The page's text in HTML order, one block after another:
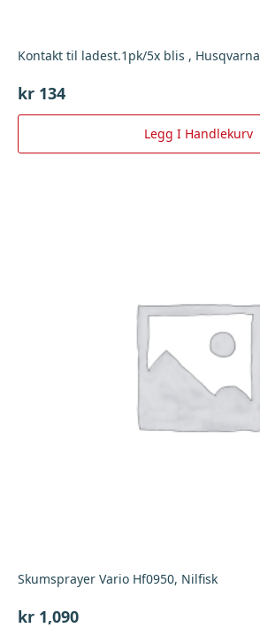
Kontakt til ladest.1pk/5x blis , Husqvarna
kr 134
Legg I Handlekurv
Skumsprayer Vario Hf0950, Nilfisk
kr 1,090